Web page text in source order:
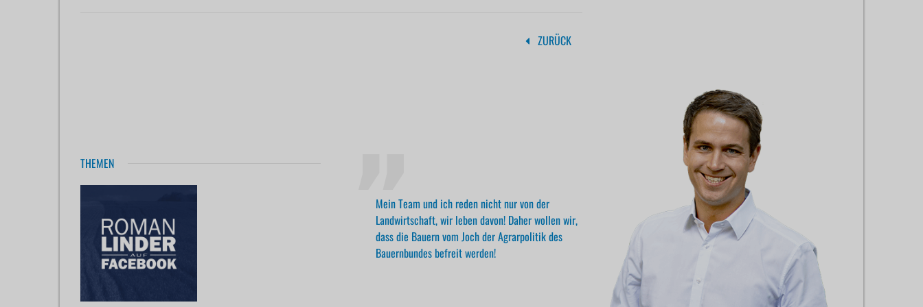
ZURÜCK
THEMEN
Mein Team und ich reden nicht nur von der
Landwirtschaft, wir leben davon! Daher wollen wir,
dass die Bauern vom Joch der Agrarpolitik des
Bauernbundes befreit werden!